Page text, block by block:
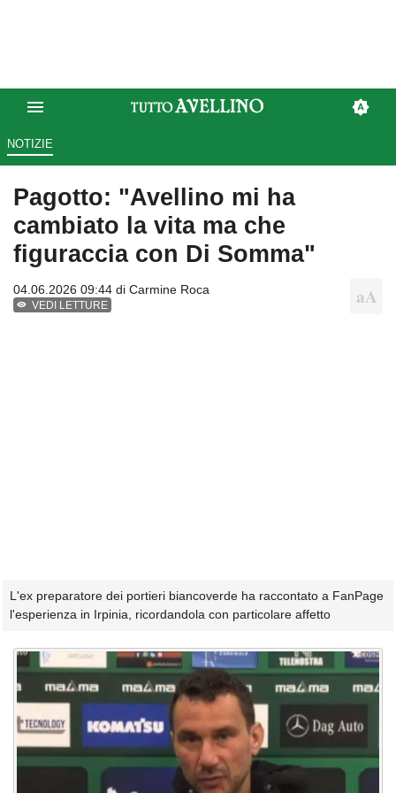
NOTIZIE
Pagotto: "Avellino mi ha
cambiato la vita ma che
figuraccia con Di Somma"
04.06.2026 09:44 di Carmine Roca
VEDI LETTURE
L'ex preparatore dei portieri biancoverde ha raccontato a FanPage
l'esperienza in Irpinia, ricordandola con particolare affetto